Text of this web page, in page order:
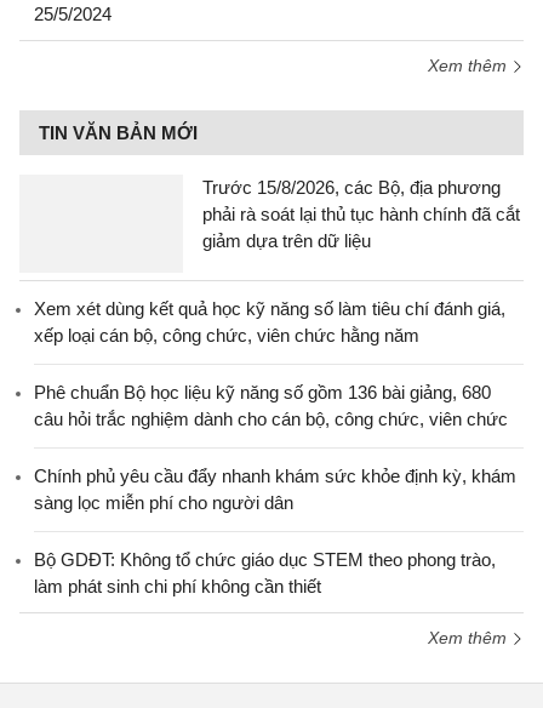
25/5/2024
Xem thêm
TIN VĂN BẢN MỚI
Trước 15/8/2026, các Bộ, địa phương
phải rà soát lại thủ tục hành chính đã cắt
giảm dựa trên dữ liệu
Xem xét dùng kết quả học kỹ năng số làm tiêu chí đánh giá,
xếp loại cán bộ, công chức, viên chức hằng năm
Phê chuẩn Bộ học liệu kỹ năng số gồm 136 bài giảng, 680
câu hỏi trắc nghiệm dành cho cán bộ, công chức, viên chức
Chính phủ yêu cầu đẩy nhanh khám sức khỏe định kỳ, khám
sàng lọc miễn phí cho người dân
Bộ GDĐT: Không tổ chức giáo dục STEM theo phong trào,
làm phát sinh chi phí không cần thiết
Xem thêm